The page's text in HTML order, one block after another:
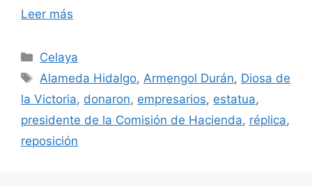
Leer más
Categorías
Celaya
Etiquetas
Alameda Hidalgo, Armengol Durán, Diosa de
la Victoria, donaron, empresarios, estatua,
presidente de la Comisión de Hacienda, réplica,
reposición